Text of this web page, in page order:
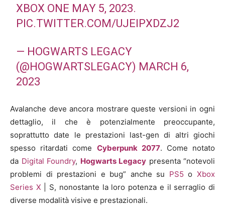
XBOX ONE MAY 5, 2023.
PIC.TWITTER.COM/UJEIPXDZJ2
— HOGWARTS LEGACY
(@HOGWARTSLEGACY) MARCH 6,
2023
Avalanche deve ancora mostrare queste versioni in ogni
dettaglio, il che è potenzialmente preoccupante,
soprattutto date le prestazioni last-gen di altri giochi
spesso ritardati come Cyberpunk 2077. Come notato
da Digital Foundry, Hogwarts Legacy presenta “notevoli
problemi di prestazioni e bug” anche su PS5 oXbox
Series X | S, nonostante la loro potenza e il serraglio di
diverse modalità visive e prestazionali.